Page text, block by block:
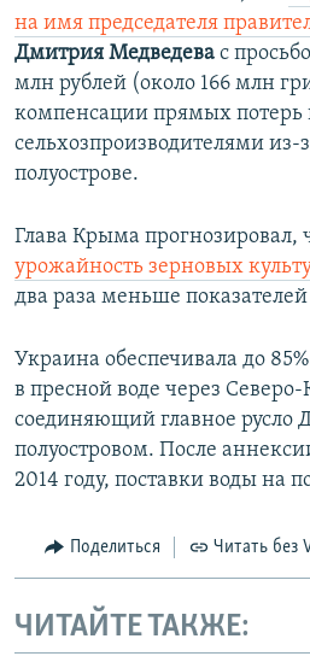
на имя председателя
Дмитрия Медведева с
млн рублей (около 166 млн
компенсации прямых
сельхозпроизводителями из-
полуострове.
Глава Крыма прогнозировал,
урожайность зерновых
два раза меньше
Украина обеспечивала до
в пресной воде через
соединяющий главное русло
полуостровом. После
2014 году, поставки воды на
Поделиться Читать без
ЧИТАЙТЕ ТАКЖЕ: